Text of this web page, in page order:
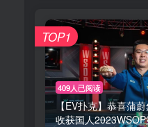
409人已阅读
【EV扑克】恭喜蒲
收获国人
TOP1